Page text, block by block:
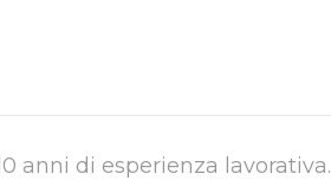
anni di esperienza lavorativa.